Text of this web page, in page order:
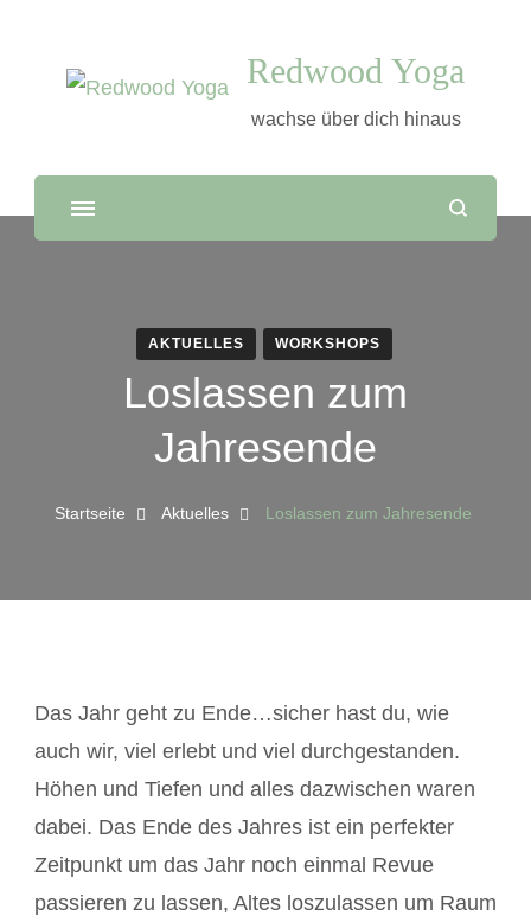
Redwood Yoga
wachse über dich hinaus
AKTUELLES WORKSHOPS
Loslassen zum
Jahresende
Startseite Aktuelles Loslassen zum Jahresende
Das Jahr geht zu Ende…sicher hast du, wie
auch wir, viel erlebt und viel durchgestanden.
Höhen und Tiefen und alles dazwischen waren
dabei. Das Ende des Jahres ist ein perfekter
Zeitpunkt um das Jahr noch einmal Revue
passieren zu lassen, Altes loszulassen um Raum